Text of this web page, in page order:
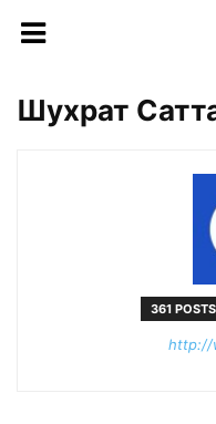
Шухрат
361 POSTS
http://